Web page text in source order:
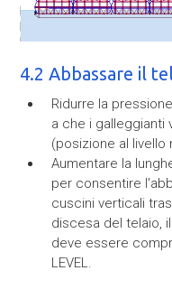
4.2 Abbassare il
Ridurre la
a che i galleggianti
(posizione al livello
Aumentare la
per consentire
cuscini verticali
discesa del telaio,
deve essere
LEVEL.